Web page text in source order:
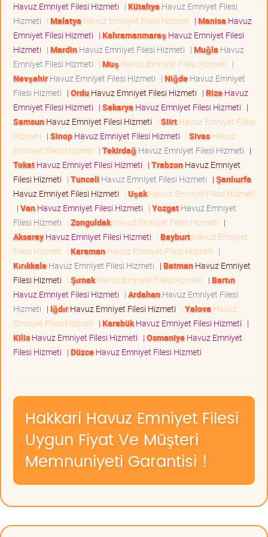
Havuz Emniyet Filesi Hizmeti | Kütahya Havuz Emniyet Filesi
Hizmeti | Malatya Havuz Emniyet Filesi Hizmeti | Manisa Havuz
Emniyet Filesi Hizmeti | Kahramanmaraş Havuz Emniyet Filesi
Hizmeti | MardinHavuz Emniyet Filesi Hizmeti | Muğla Havuz
Emniyet Filesi Hizmeti | Muş Havuz Emniyet Filesi Hizmeti |
NevşehirHavuz Emniyet Filesi Hizmeti | NiğdeHavuz Emniyet
Filesi Hizmeti | OrduHavuz Emniyet Filesi Hizmeti | RizeHavuz
Emniyet Filesi Hizmeti | Sakarya Havuz Emniyet Filesi Hizmeti |
SamsunHavuz Emniyet Filesi Hizmeti | SiirtHavuz Emniyet Filesi
Hizmeti | SinopHavuz Emniyet Filesi Hizmeti | SivasHavuz
Emniyet Filesi Hizmeti | Tekirdağ Havuz Emniyet Filesi Hizmeti |
TokatHavuz Emniyet Filesi Hizmeti | TrabzonHavuz Emniyet
Filesi Hizmeti | Tunceli Havuz Emniyet Filesi Hizmeti | Şanlıurfa
Havuz Emniyet Filesi Hizmeti | UşakHavuz Emniyet Filesi Hizmeti
| VanHavuz Emniyet Filesi Hizmeti | YozgatHavuz Emniyet
Filesi Hizmeti | ZonguldakHavuz Emniyet Filesi Hizmeti |
AksarayHavuz Emniyet Filesi Hizmeti | BayburtHavuz Emniyet
Filesi Hizmeti | KaramanHavuz Emniyet Filesi Hizmeti |
KırıkkaleHavuz Emniyet Filesi Hizmeti | BatmanHavuz Emniyet
Filesi Hizmeti | ŞırnakHavuz Emniyet Filesi Hizmeti | Bartın
Havuz Emniyet Filesi Hizmeti | ArdahanHavuz Emniyet Filesi
Hizmeti | IğdırHavuz Emniyet Filesi Hizmeti | Yalova Havuz
Emniyet Filesi Hizmeti | KarabükHavuz Emniyet Filesi Hizmeti |
KilisHavuz Emniyet Filesi Hizmeti | OsmaniyeHavuz Emniyet
Filesi Hizmeti | DüzceHavuz Emniyet Filesi Hizmeti
Hakkari Havuz Emniyet Filesi
Uygun Fiyat Ve Müşteri
Memnuniyeti Garantisi !